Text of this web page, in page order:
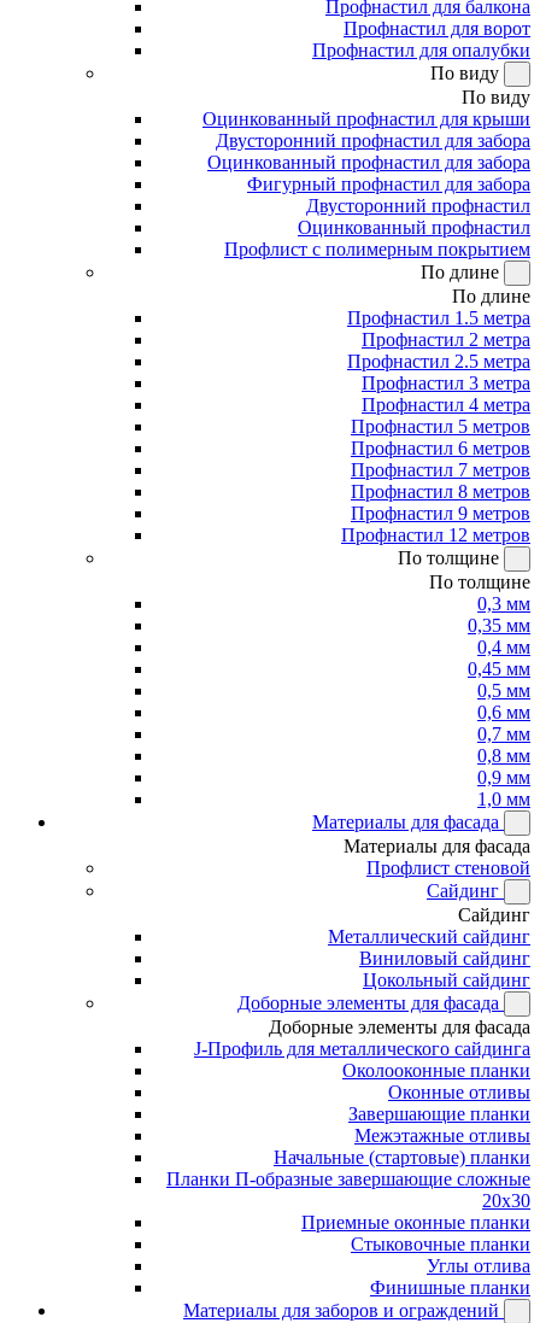
Профнастил для балкона
Профнастил для ворот
Профнастил для опалубки
По виду
По виду
Оцинкованный профнастил для крыши
Двусторонний профнастил для забора
Оцинкованный профнастил для забора
Фигурный профнастил для забора
Двусторонний профнастил
Оцинкованный профнастил
Профлист с полимерным покрытием
По длине
По длине
Профнастил 1.5 метра
Профнастил 2 метра
Профнастил 2.5 метра
Профнастил 3 метра
Профнастил 4 метра
Профнастил 5 метров
Профнастил 6 метров
Профнастил 7 метров
Профнастил 8 метров
Профнастил 9 метров
Профнастил 12 метров
По толщине
По толщине
0,3 мм
0,35 мм
0,4 мм
0,45 мм
0,5 мм
0,6 мм
0,7 мм
0,8 мм
0,9 мм
1,0 мм
Материалы для фасада
Материалы для фасада
Профлист стеновой
Сайдинг
Сайдинг
Металлический сайдинг
Виниловый сайдинг
Цокольный сайдинг
Доборные элементы для фасада
Доборные элементы для фасада
J-Профиль для металлического сайдинга
Околооконные планки
Оконные отливы
Завершающие планки
Межэтажные отливы
Начальные (стартовые) планки
Планки П-образные завершающие сложные
20x30
Приемные оконные планки
Стыковочные планки
Углы отлива
Финишные планки
Материалы для заборов и ограждений